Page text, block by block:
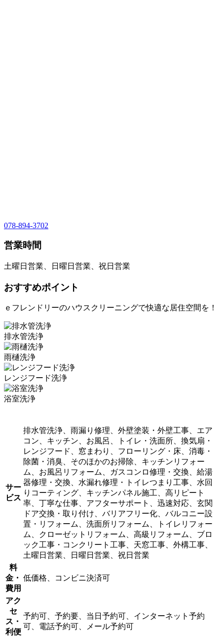
078-894-3702
営業時間
土曜日営業、日曜日営業、祝日営業
おすすめポイント
ｅフレンドリーのハウスクリーニングで快適な居住空間を！
排水管洗浄
雨樋洗浄
レンジフード洗浄
浴室洗浄
サー
ビス
排水管洗浄、雨漏り修理、外壁塗装・外壁工事、エア
コン、キッチン、お風呂、トイレ・洗面所、換気扇・
レンジフード、窓まわり、フローリング・床、消毒・
除菌・消臭、そのほかのお掃除、キッチンリフォー
ム、お風呂リフォーム、ガスコンロ修理・交換、給湯
器修理・交換、水漏れ修理・トイレつまり工事、水回
りコーティング、キッチンパネル施工、高リピート
率、丁寧な仕事、アフターサポート、迅速対応、玄関
ドア交換・取り付け、バリアフリー化、バルコニー設
置・リフォーム、洗面所リフォーム、トイレリフォー
ム、クローゼットリフォーム、高級リフォーム、ブロ
ック工事・コンクリート工事、天窓工事、外構工事、
土曜日営業、日曜日営業、祝日営業
料
金・
費用
低価格、コンビニ決済可
アク
セ
ス・
利便
予約可、予約要、当日予約可、インターネット予約
可、電話予約可、メール予約可